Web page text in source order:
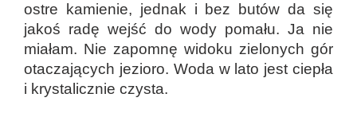
ostre kamienie, jednak i bez butów da się
jakoś radę wejść do wody pomału. Ja nie
miałam. Nie zapomnę widoku zielonych gór
otaczających jezioro. Woda w lato jest ciepła
i krystalicznie czysta.